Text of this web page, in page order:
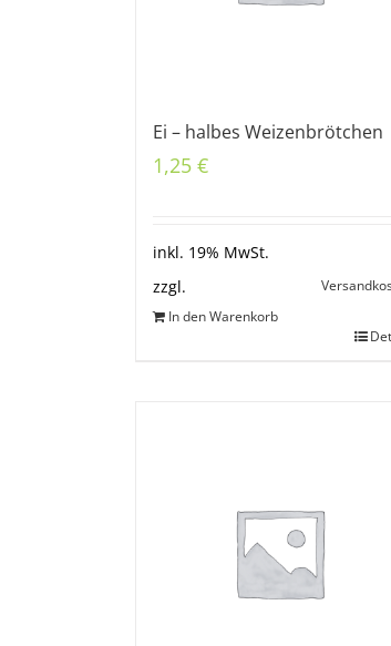
Ei – halbes Weizenbrötchen
1,25 €
inkl. 19% MwSt.
zzgl.
In den Warenkorb